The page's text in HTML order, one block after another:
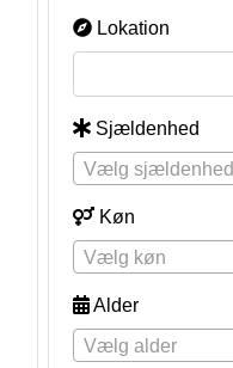
Lokation
Sjældenhed
Vælg sjældenhed
Køn
Vælg køn
Alder
Vælg alder